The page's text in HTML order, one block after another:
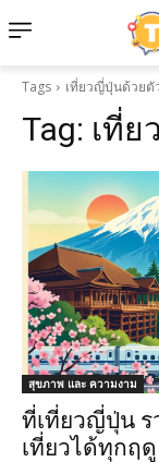
Tags เที่ยวญี่ปุ่นด้วยตั
Tag: เที่ย
สุขภาพ และ ความงาม
ที่เที่ยวญี่ปุ่น
เที่ยวได้ทุกฤ